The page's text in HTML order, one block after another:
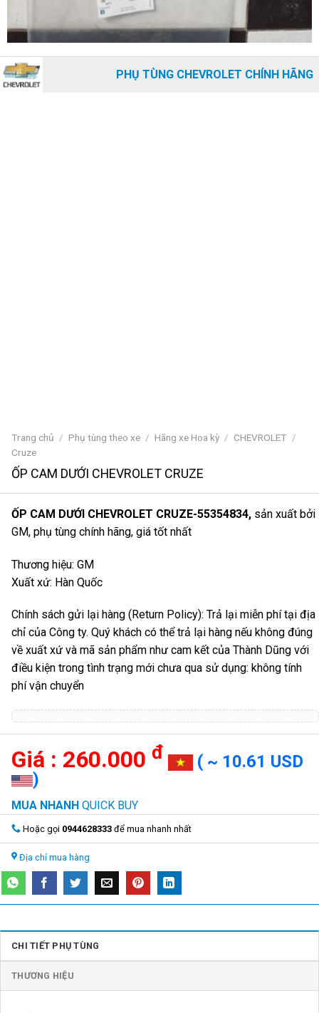
PHỤ TÙNG CHEVROLET CHÍNH HÃNG
Trang chủ / Phụ tùng theo xe / Hãng xe Hoa kỳ / CHEVROLET /
Cruze
ỐP CAM DƯỚI CHEVROLET CRUZE
ỐP CAM DƯỚI CHEVROLET CRUZE-55354834, sản xuất bởi
GM, phụ tùng chính hãng, giá tốt nhất
Thương hiệu: GM
Xuất xứ: Hàn Quốc
Chính sách gửi lại hàng (Return Policy): Trả lại miễn phí tại địa
chỉ của Công ty. Quý khách có thể trả lại hàng nếu không đúng
về xuất xứ và mã sản phẩm như cam kết của Thành Dũng với
điều kiện trong tình trạng mới chưa qua sử dụng: không tính
phí vận chuyển
260.000 đ
( ~ 10.61 USD
)
MUA NHANH QUICK BUY
Hoặc gọi 0944628333 để mua nhanh nhất
Địa chỉ mua hàng
CHI TIẾT PHỤ TÙNG
THƯƠNG HIỆU